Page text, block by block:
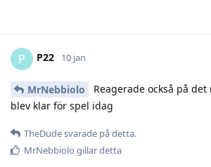
P P22 10 jan
MrNebbiolo
Reagerade också på
blev klar för spel idag
TheDudesvarade på detta.
MrNebbiolo gillar detta